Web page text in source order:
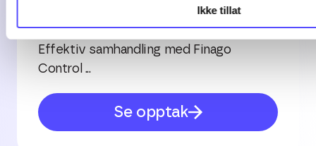
Ikke tillat
Effektiv samhandling
Effektiv samhandling med Finago
Control ...
Se opptak